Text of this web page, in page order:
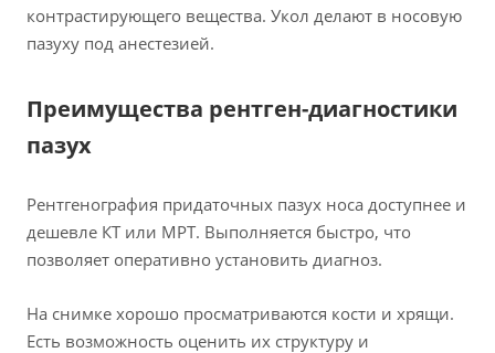
контрастирующего вещества. Укол делают в носовую
пазуху под анестезией.
Преимущества рентген-диагностики
пазух
Рентгенография придаточных пазух носа доступнее и
дешевле КТ или МРТ. Выполняется быстро, что
позволяет оперативно установить диагноз.
На снимке хорошо просматриваются кости и хрящи.
Есть возможность оценить их структуру и